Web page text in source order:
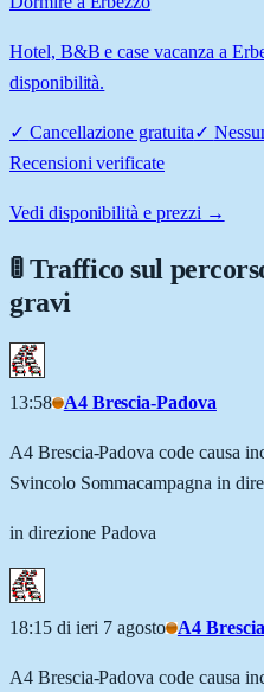
Hotel, B&B e case vacanza a
disponibilità.
✓ Cancellazione gratuita✓
Recensioni verificate
Vedi disponibilità e prezzi →
🚦 Traffico sul
gravi
13:58 A4 Brescia-Padova
A4 Brescia-Padova code causa
Svincolo Sommacampagna in
in direzione Padova
18:15 di ieri 7 agosto A4
A4 Brescia-Padova code causa